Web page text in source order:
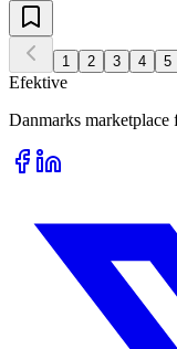
1 2 3 4 5
Efektive
Danmarks marketplace